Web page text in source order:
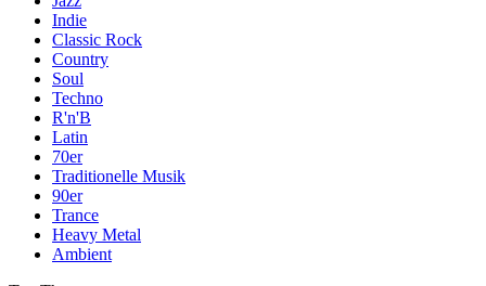
Indie
Classic Rock
Country
Soul
Techno
R'n'B
Latin
70er
Traditionelle Musik
90er
Trance
Heavy Metal
Ambient